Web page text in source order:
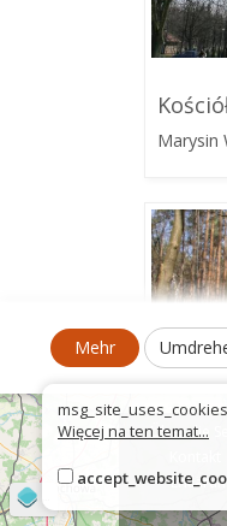
Marysin
Mehr
Über die
msg_site_uses_cookies
Więcej na ten temat...